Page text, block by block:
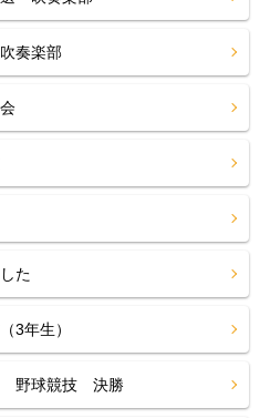
奏楽部
た
3年生）
野球競技 決勝